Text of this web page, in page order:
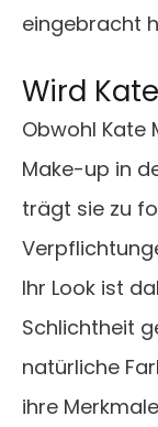
eingebracht
Wird
Obwohl Kate
Make-up in
trägt sie zu
Ihr Look ist
Schlichtheit
natürliche
ihre